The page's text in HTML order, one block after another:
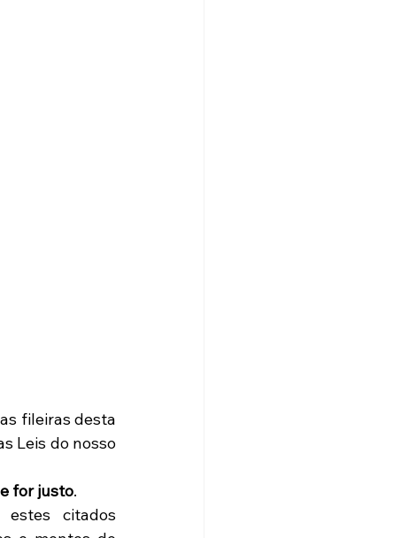
fileiras desta
Leis do nosso
for justo.
citados